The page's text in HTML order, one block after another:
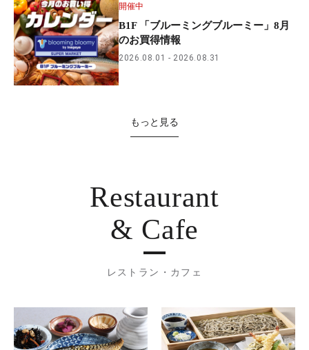
開催中
B1F 「ブルーミングブルーミー」8月
のお買得情報
2026.08.01 2026.08.31
もっと見る
Restaurant
& Cafe
レストラン・カフェ